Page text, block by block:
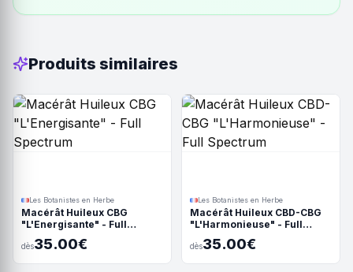
Produits similaires
Les Botanistes en Herbe
Macérât Huileux CBG
"L'Energisante" - Full
Spectrum
dès35.00€
Les Botanistes en Herbe
Macérât Huileux CBD-CBG
"L'Harmonieuse" - Full
Spectrum
dès35.00€